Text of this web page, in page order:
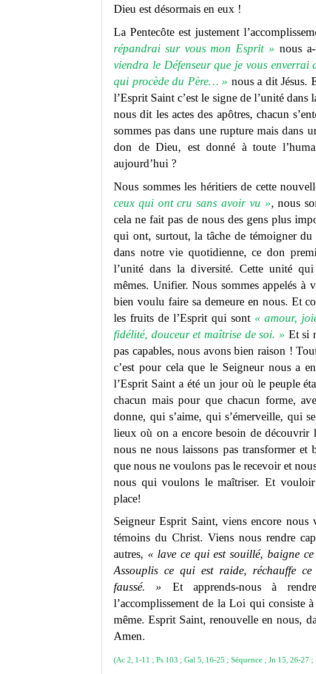
Dieu est désormais en eux !
La Pentecôte est justement
répandrai sur vous mon Esprit » nous
viendra le Défenseur que je vous enverrai
qui procède du Père… » nous a dit Jésus.
l’Esprit Saint c’est le signe de l’unité
nous dit les actes des apôtres, chacun
sommes pas dans une rupture mais dans
don de Dieu, est donné à toute
aujourd’hui ?
Nous sommes les héritiers de cette
ceux qui ont cru sans avoir vu », nous
cela ne fait pas de nous des gens plus
qui ont, surtout, la tâche de témoigner
dans notre vie quotidienne, ce don
l’unité dans la diversité. Cette unité
mêmes. Unifier. Nous sommes appelés
bien voulu faire sa demeure en nous. Et
les fruits de l’Esprit qui sont « amour,
fidélité, douceur et maîtrise de soi. » Et si
pas capables, nous avons bien raison !
c’est pour cela que le Seigneur nous a
l’Esprit Saint a été un jour où le peuple
chacun mais pour que chacun forme,
donne, qui s’aime, qui s’émerveille, qui
lieux où on a encore besoin de découvrir
nous ne nous laissons pas transformer
que nous ne voulons pas le recevoir et
nous qui voulons le maîtriser. Et
place!
Seigneur Esprit Saint, viens encore
témoins du Christ. Viens nous rendre
autres, « lave ce qui est souillé, baigne
Assouplis ce qui est raide, réchauffe
faussé. » Et apprends-nous à
l’accomplissement de la Loi qui consiste
même. Esprit Saint, renouvelle en nous,
Amen.
(Ac 2, 1-11 ; Ps 103 ; Gal 5, 16-25 ; Séquence ; Jn 15, 26-27